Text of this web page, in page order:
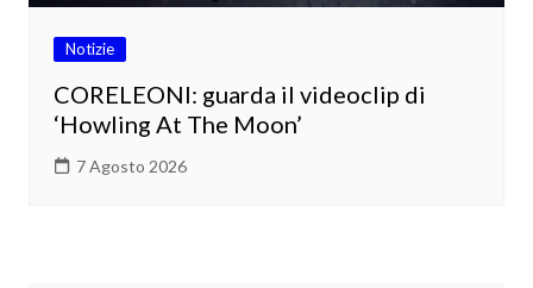
Notizie
CORELEONI: guarda il videoclip di
‘Howling At The Moon’
7 Agosto 2026